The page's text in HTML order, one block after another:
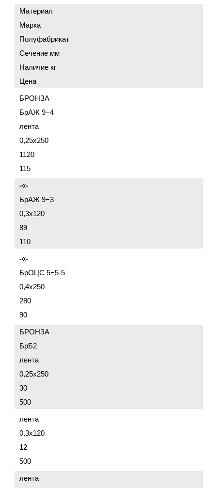
Материал
Марка
Полуфабрикат
Сечение мм
Наличие кг
Цена
БРОНЗА
БрАЖ 9−4
лента
0,25x250
1120
115
-«-
БрАЖ 9−3
0,3x120
89
110
-«-
БрОЦС 5−5-5
0,4x250
280
90
БРОНЗА
БрБ2
лента
0,25x250
30
500
лента
0,3x120
12
500
лента